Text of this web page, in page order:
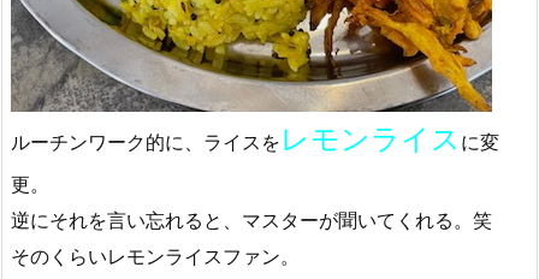
ルーチンワーク的に、ライスを レモンライス に変
更。
逆にそれを言い忘れると、マスターが聞いてくれる。笑
そのくらいレモンライスファン。